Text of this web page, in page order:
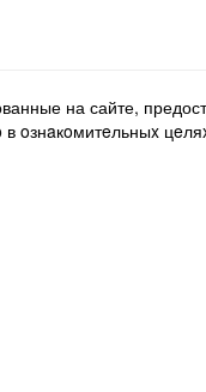
на сайте,
в oзнaкoмитeльныx